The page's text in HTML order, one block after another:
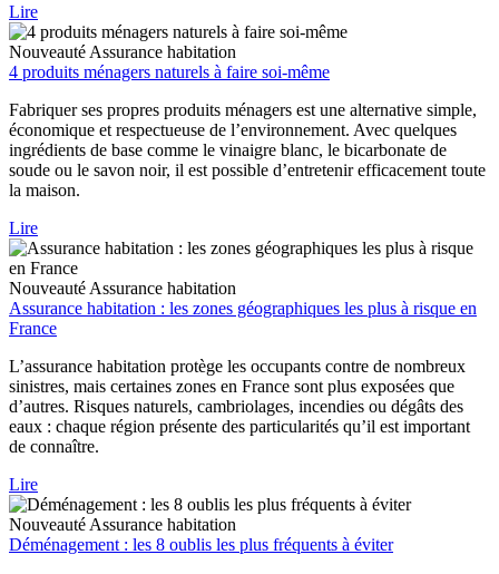
Lire
Nouveauté Assurance habitation
4 produits ménagers naturels à faire soi-même
Fabriquer ses propres produits ménagers est une alternative simple,
économique et respectueuse de l’environnement. Avec quelques
ingrédients de base comme le vinaigre blanc, le bicarbonate de
soude ou le savon noir, il est possible d’entretenir efficacement toute
la maison.
Lire
Nouveauté Assurance habitation
Assurance habitation : les zones géographiques les plus à risque en
France
L’assurance habitation protège les occupants contre de nombreux
sinistres, mais certaines zones en France sont plus exposées que
d’autres. Risques naturels, cambriolages, incendies ou dégâts des
eaux : chaque région présente des particularités qu’il est important
de connaître.
Lire
Nouveauté Assurance habitation
Déménagement : les 8 oublis les plus fréquents à éviter